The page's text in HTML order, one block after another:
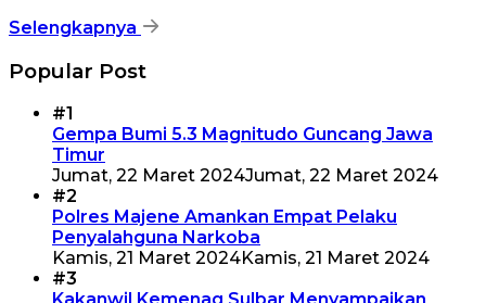
Selengkapnya
Popular Post
#1
Gempa Bumi 5.3 Magnitudo Guncang Jawa
Timur
Jumat, 22 Maret 2024Jumat, 22 Maret 2024
#2
Polres Majene Amankan Empat Pelaku
Penyalahguna Narkoba
Kamis, 21 Maret 2024Kamis, 21 Maret 2024
#3